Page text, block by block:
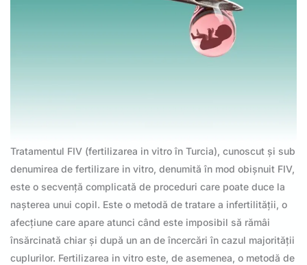
Tratamentul FIV (fertilizarea in vitro în Turcia), cunoscut și sub
denumirea de fertilizare in vitro, denumită în mod obișnuit FIV,
este o secvență complicată de proceduri care poate duce la
nașterea unui copil. Este o metodă de tratare a infertilității, o
afecțiune care apare atunci când este imposibil să rămâi
însărcinată chiar și după un an de încercări în cazul majorității
cuplurilor. Fertilizarea in vitro este, de asemenea, o metodă de